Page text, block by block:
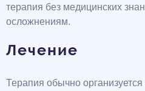
терапия без медицинских
осложнениям.
Лечение
Терапия обычно